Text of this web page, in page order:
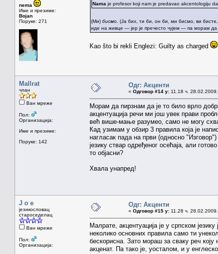
nema
Име и презиме:
Bojan
Поруке: 271
Nama je profesor koji nam je predavao akcentologiju
(Ми) бисмо . (Ја бих, ти би, он би, ми бисмо, ви
иде на живце — јер је пречесто чујем — па морам да
Kao što bi rekli Englezi: Guilty as charged
Mallrat
члан
Ван мреже
Пол:
Организација:
Име и презиме:
Поруке: 142
Одг: Акценти
« Одговор #14 у: 11.18 ч.
Морам да пирзнам да је то било врло
акцентуација речи ми још увек прави
већ више-мање разумео, само не могу
Кад узимам у обзир 3 правила која је
нагласак пада на први (односно
језику ствар одређеног осећаја, али
то објасни?
Хвала унапред!
J o e
језикословац
староседелац
Ван мреже
Пол:
Организација:
Одг: Акценти
« Одговор #15 у: 11.28 ч.
Малрате, акцентуација је у српском
неколико основних правила само ти
бескорисна. Зато мораш за сваку реч
акценат. Па тако је, уосталом, и у